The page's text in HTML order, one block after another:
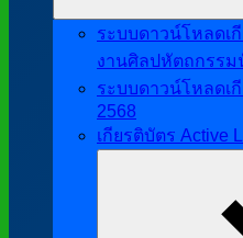
ระบบดาวน์โหลดเ
งานศิลปหัตถกรรม
ระบบดาวน์โหลด
2568
เกียรติบัตร Active